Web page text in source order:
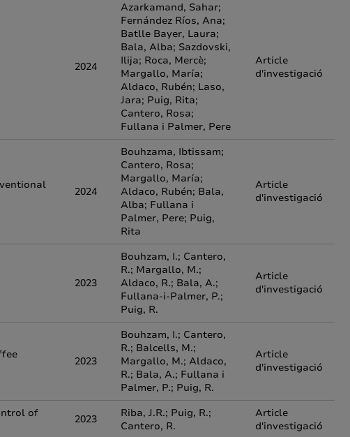
2024
Azarkamand, Sahar;
Fernández Ríos, Ana;
Batlle Bayer, Laura;
Bala, Alba; Sazdovski,
Ilija; Roca, Mercè;
Margallo, María;
Aldaco, Rubén; Laso,
Jara; Puig, Rita;
Cantero, Rosa;
Fullana i Palmer, Pere
Article
d'investigació
2024
Bouhzama, Ibtissam;
Cantero, Rosa;
Margallo, María;
Aldaco, Rubén; Bala,
Alba; Fullana i
Palmer, Pere; Puig,
Rita
Article
d'investigació
2023
Bouhzam, I.; Cantero,
R.; Margallo, M.;
Aldaco, R.; Bala, A.;
Fullana-i-Palmer, P.;
Puig, R.
Article
d'investigació
2023
Bouhzam, I.; Cantero,
R.; Balcells, M.;
Margallo, M.; Aldaco,
R.; Bala, A.; Fullana i
Palmer, P.; Puig, R.
Article
d'investigació
of
2023
Riba, J.R.; Puig, R.;
Cantero, R.
Article
d'investigació